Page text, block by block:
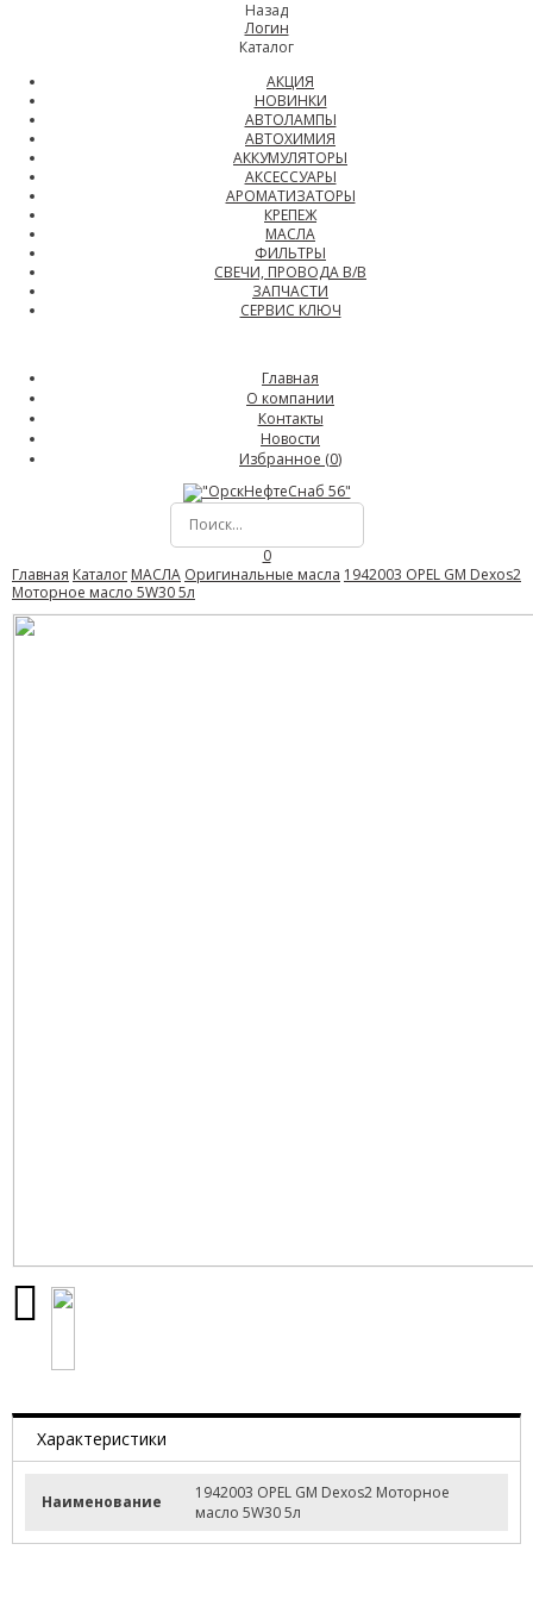
Назад
Логин
Каталог
АКЦИЯ
НОВИНКИ
АВТОЛАМПЫ
АВТОХИМИЯ
АККУМУЛЯТОРЫ
АКСЕССУАРЫ
АРОМАТИЗАТОРЫ
КРЕПЕЖ
МАСЛА
ФИЛЬТРЫ
СВЕЧИ, ПРОВОДА В/В
ЗАПЧАСТИ
СЕРВИС КЛЮЧ
Главная
О компании
Контакты
Новости
Избранное (0)
0
Главная Каталог МАСЛА Оригинальные масла 1942003 OPEL GM Dexos2
Моторное масло 5W30 5л
Характеристики
Наименование
1942003 OPEL GM Dexos2 Моторное
масло 5W30 5л